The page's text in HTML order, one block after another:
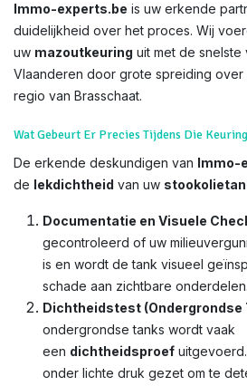
Immo-experts.be is uw erkende
duidelijkheid over het proces. Wij
uw mazoutkeuring uit met de
Vlaanderen door grote spreiding
regio van Brasschaat.
Wat Gebeurt Er Precies Tijdens Die
De erkende deskundigen van Immo-
de lekdichtheid van uw
Documentatie en Visuele
gecontroleerd of uw
is en wordt de tank visueel
schade aan zichtbare onderdelen.
Dichtheidstest (Ondergrondse
ondergrondse tanks wordt vaak
een dichtheidsproef
onder lichte druk gezet om te